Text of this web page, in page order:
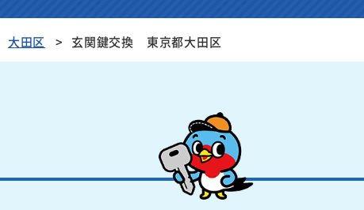
大田区 玄関鍵交換 東京都大田区